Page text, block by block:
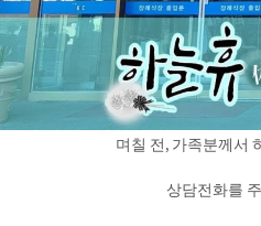
며칠 전, 가족분께서
상담전화를